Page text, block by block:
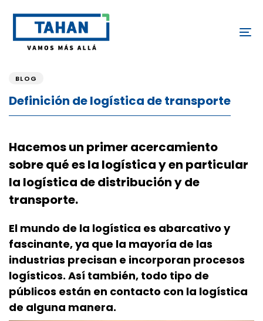
content
PUBLISHED
BLOG
Definición de logística de transporte
Hacemos un primer acercamiento
sobrequé es la logísticay en particular
la logística de distribucióny de
transporte.
El mundo de la logística es abarcativo y
fascinante, ya que la mayoría de las
industrias precisan e incorporan procesos
logísticos. Así también, todo tipo de
públicos están en contacto con la logística
de alguna manera.